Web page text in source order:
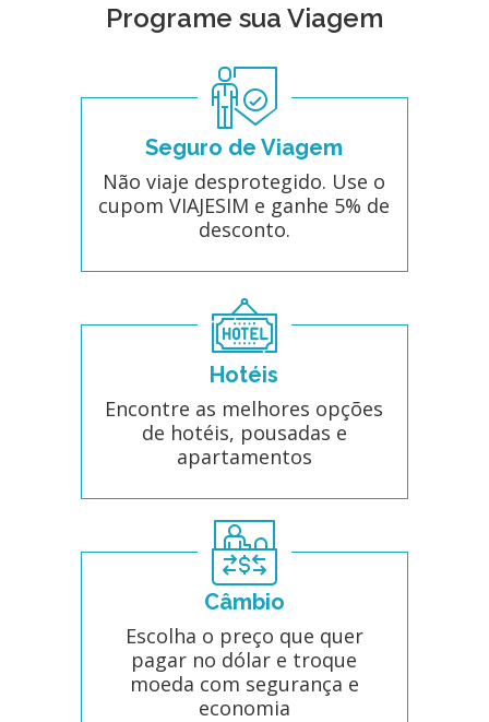
Programe sua Viagem
Seguro de Viagem
Não viaje desprotegido. Use o
cupom VIAJESIM e ganhe 5% de
desconto.
Hotéis
Encontre as melhores opções
de hotéis, pousadas e
apartamentos
Câmbio
Escolha o preço que quer
pagar no dólar e troque
moeda com segurança e
economia